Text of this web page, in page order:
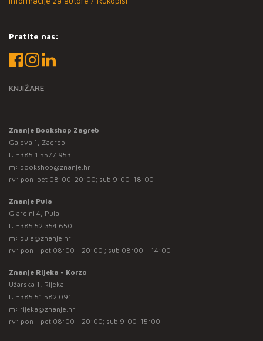
Pratite nas:
KNJIŽARE
Znanje Bookshop Zagreb
Gajeva 1, Zagreb
t: +385 1 5577 953
m: bookshop@znanje.hr
rv: pon-pet 08:00-20:00; sub 9:00-18:00
Znanje Pula
Giardini 4, Pula
t: +385 52 354 650
m: pula@znanje.hr
rv: pon - pet 08:00 - 20:00 ; sub 08:00 – 14:00
Znanje Rijeka - Korzo
Užarska 1, Rijeka
t: +385 51 582 091
m: rijeka@znanje.hr
rv: pon - pet 08:00 - 20:00; sub 9:00-15:00